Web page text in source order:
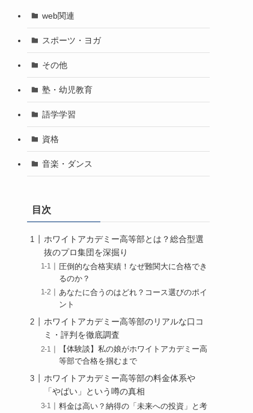
web関連
スポーツ・ヨガ
その他
塾・幼児教育
語学学習
資格
音楽・ダンス
目次
ホワイトアカデミー高等部とは？総合型選
抜のプロ集団を深掘り
圧倒的な合格実績！なぜ難関大に合格でき
るのか？
あなたに合うのはどれ？コース選びのポイ
ント
ホワイトアカデミー高等部のリアルな口コ
ミ・評判を徹底調査
【体験談】私の娘がホワイトアカデミー高
等部で合格を掴むまで
ホワイトアカデミー高等部の料金体系や
「やばい」という噂の真相
料金は高い？納得の「未来への投資」と考